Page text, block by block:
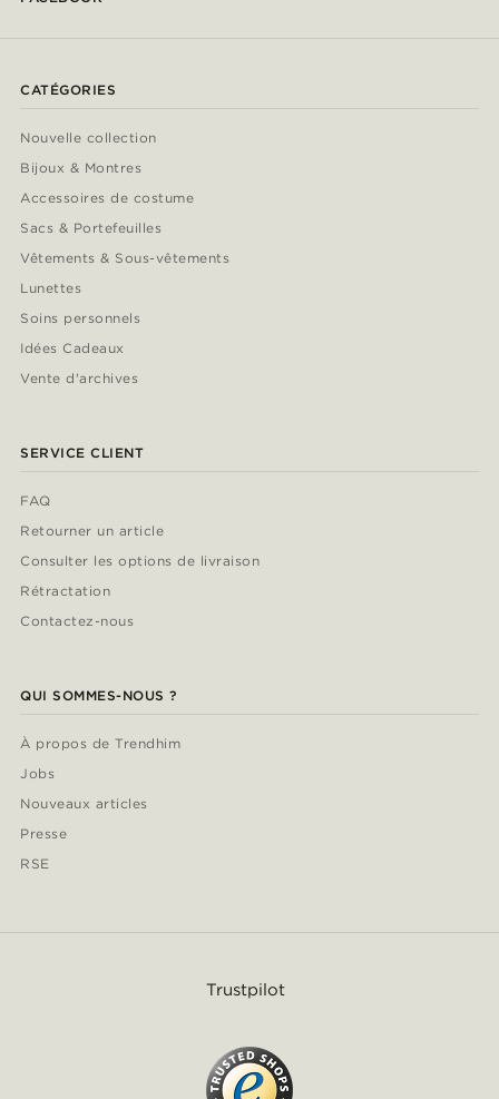
CATÉGORIES
Nouvelle collection
Bijoux & Montres
Accessoires de costume
Sacs & Portefeuilles
Vêtements & Sous-vêtements
Lunettes
Soins personnels
Idées Cadeaux
Vente d'archives
SERVICE CLIENT
FAQ
Retourner un article
Consulter les options de livraison
Rétractation
Contactez-nous
QUI SOMMES-NOUS ?
À propos de Trendhim
Jobs
Nouveaux articles
Presse
RSE
Trustpilot